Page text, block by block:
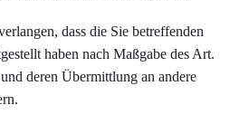
dass die Sie betreffenden
haben nach Maßgabe des Art.
deren Übermittlung an andere